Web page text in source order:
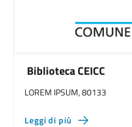
Biblioteca CEICC
LOREM IPSUM, 80133
Leggi di più